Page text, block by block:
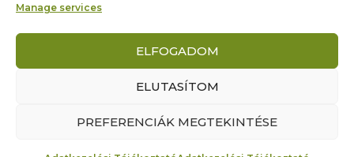
Manage services
ELFOGADOM
ELUTASÍTOM
PREFERENCIÁK MEGTEKINTÉSE
Referenciák
Partnereknek
© Yourcontact Marketing és Reklámügynökség Kft. – Minden jog